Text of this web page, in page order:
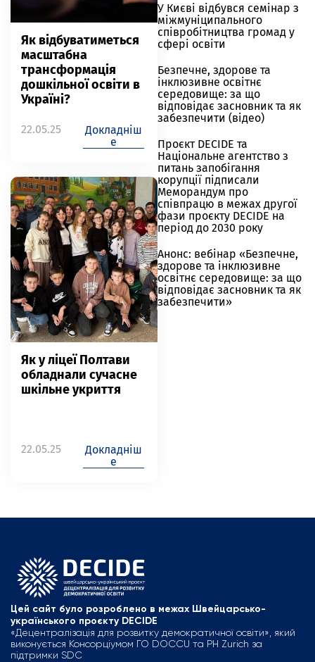
Як відбуватиметься
масштабна
трансформація
дошкільної освіти в
Україні?
22.05.25
Докладніш
е
Як у ліцеї Полтави
обладнали сучасне
шкільне укриття
22.05.25
Докладніш
е
У Києві відбувся семінар з
міжмуніципального
співробітництва громад у
сфері освіти
Безпечне, здорове та
інклюзивне освітнє
середовище: за що
відповідає засновник та як
забезпечити (відео)
Проєкт DECIDE та
Національне агентство з
питань запобігання
корупції підписали
Меморандум про
співпрацю в межах другої
фази проєкту DECIDE на
період до 2030 року
Анонс: вебінар «Безпечне,
здорове та інклюзивне
освітнє середовище: за що
відповідає засновник та як
забезпечити»
Цей сайт було розроблено в межах Швейцарсько-
українського проєкту DECIDE
«Децентралізація для розвитку демократичної освіти», який
виконується Консорціумом ГО DOCCU та PH Zurich за
підтримки SDC